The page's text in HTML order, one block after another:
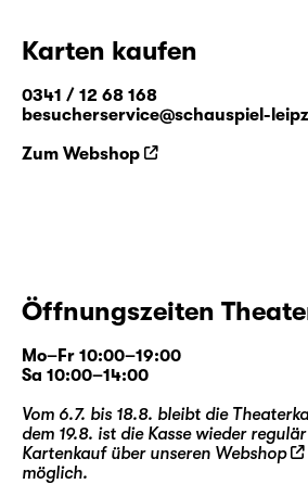
Karten kaufen
0341 / 12 68 168
besucherservice@schauspiel-
Zum Webshop
Öffnungszeiten
Mo–Fr 10:00–19:00
Sa 10:00–14:00
Vom 6.7. bis 18.8. bleibt die
dem 19.8. ist die Kasse wieder
Kartenkauf über unseren Webshop
möglich.